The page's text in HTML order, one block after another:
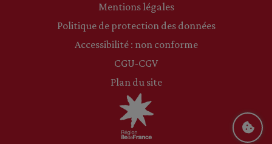
Mentions légales
Politique de protection des données
Accessibilité : non conforme
CGU-CGV
Plan du site